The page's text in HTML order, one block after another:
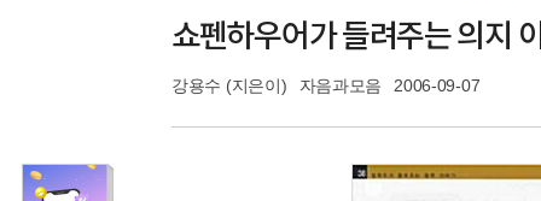
쇼펜하우어가 들려주는 의지
강용수 (지은이) 자음과모음 2006-09-07